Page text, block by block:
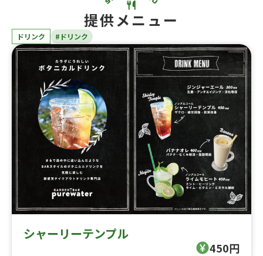
提供メニュー
ドリンク #ドリンク
シャーリーテンプル
450円